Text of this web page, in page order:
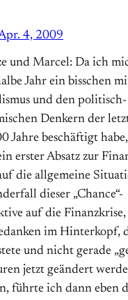
4, 2009
und Marcel: Da ich
Jahr ein bisschen
und den politisch-
Denkern der
Jahre beschäftigt
erster Absatz zur
die allgemeine
dieser „Chance“-
auf die
im Hinterkopf,
und nicht gerade
jetzt geändert
führte ich dann eben